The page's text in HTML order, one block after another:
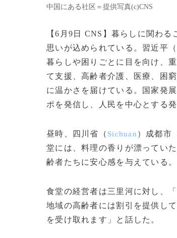
中国にある社区＝提供写真(c)CNS
【6月9日 CNS】暮らしに関わ
思いが込められている。習近平（
暮らしや困りごとに目を向け、
て支援、高齢者介護、医療、困
に温かさを届けている。国家発
ポを発信し、人民を中心とする
昼時、四川省（ Sichuan ）成都市
堂には、料理の香りが漂ってい
齢者たちに安心感を与えている。
食堂の経営者は三里河に対し、
地域の高齢者には割引を提供し
を受け取れます」と話した。